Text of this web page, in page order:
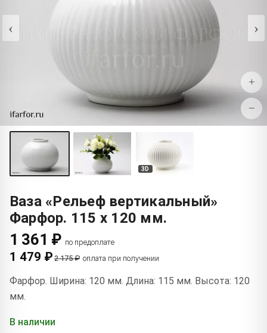
‹ ›
+
−
3D
Ваза «Рельеф вертикальный»
Фарфор. 115 x 120 мм.
1 361 ₽ по предоплате
1 479 ₽ 2 175 ₽ оплата при получении
Фарфор. Ширина: 120 мм. Длина: 115 мм. Высота: 120
мм.
В наличии